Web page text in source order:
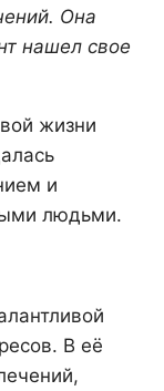
Она
нашел свое
жизни
и
людьми.
В её